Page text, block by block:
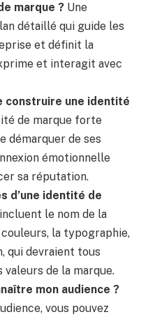
marque ? Une
détaillé qui guide les
et définit la
et interagit avec
construire une identité
de marque forte
démarquer de ses
émotionnelle
sa réputation.
d’une identité de
le nom de la
la typographie,
qui devraient tous
de la marque.
mon audience ?
vous pouvez